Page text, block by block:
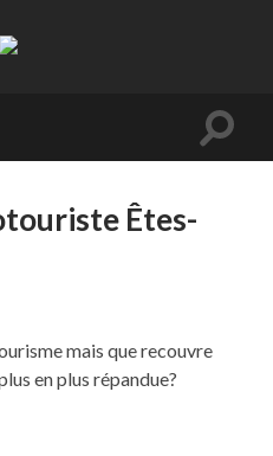
Toggle
Êtes-
mais que recouvre
en plus répandue?